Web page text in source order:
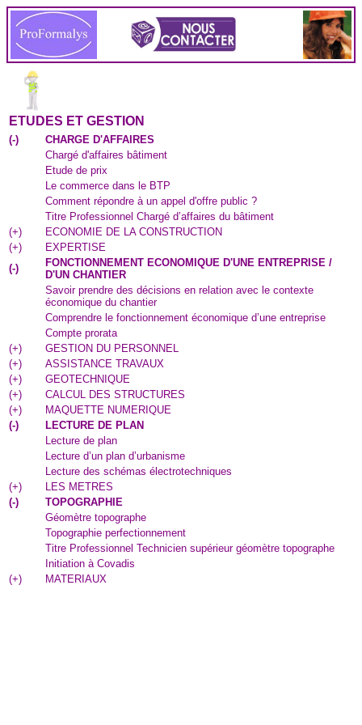
ETUDES ET GESTION
(-)
CHARGE D'AFFAIRES
Chargé d'affaires bâtiment
Etude de prix
Le commerce dans le BTP
Comment répondre à un appel d'offre public ?
Titre Professionnel Chargé d’affaires du bâtiment
(+)
ECONOMIE DE LA CONSTRUCTION
(+)
EXPERTISE
(-)
FONCTIONNEMENT ECONOMIQUE D'UNE ENTREPRISE /
D'UN CHANTIER
Savoir prendre des décisions en relation avec le contexte
économique du chantier
Comprendre le fonctionnement économique d’une entreprise
Compte prorata
(+)
GESTION DU PERSONNEL
(+)
ASSISTANCE TRAVAUX
(+)
GEOTECHNIQUE
(+)
CALCUL DES STRUCTURES
(+)
MAQUETTE NUMERIQUE
(-)
LECTURE DE PLAN
Lecture de plan
Lecture d’un plan d’urbanisme
Lecture des schémas électrotechniques
(+)
LES METRES
(-)
TOPOGRAPHIE
Géomètre topographe
Topographie perfectionnement
Titre Professionnel Technicien supérieur géomètre topographe
Initiation à Covadis
(+) MATERIAUX